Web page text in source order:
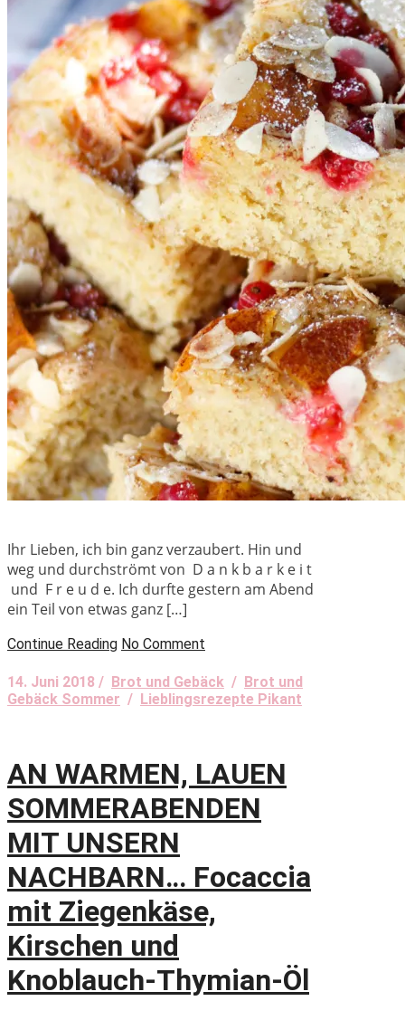
Ihr Lieben, ich bin ganz verzaubert. Hin und
weg und durchströmt von D a n k b a r k e i t
und F r e u d e. Ich durfte gestern am Abend
ein Teil von etwas ganz […]
Continue Reading No Comment
14. Juni 2018 / Brot und Gebäck / Brot und
Gebäck Sommer / Lieblingsrezepte Pikant
AN WARMEN, LAUEN
SOMMERABENDEN
MIT UNSERN
NACHBARN… Focaccia
mit Ziegenkäse,
Kirschen und
Knoblauch-Thymian-Öl